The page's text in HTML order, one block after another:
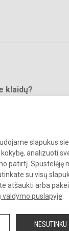
slapukus
analizuoti
patirtį. Spustelėję
su visų
atšaukti arba
valdymo puslapyje
NESUTINKU
klaidų?
gimnazija. Visos
gimnazijos sutikimo